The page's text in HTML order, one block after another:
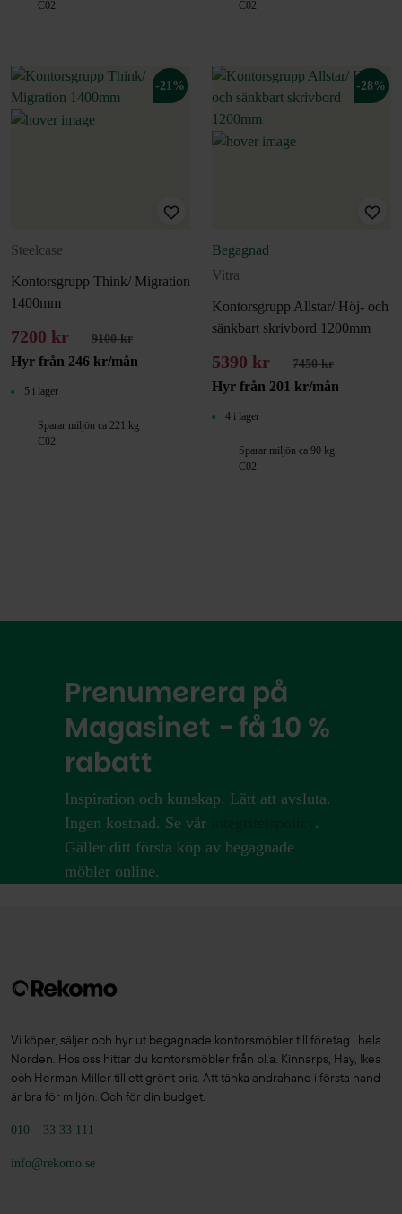
C02 C02
-21%
Steelcase
Kontorsgrupp Think/ Migration
1400mm
7200 kr 9100 kr
Hyr från 246 kr/mån
5 i lager
Sparar miljön ca 221 kg
C02
-28%
Vitra
Begagnad
Kontorsgrupp Allstar/ Höj- och
sänkbart skrivbord 1200mm
5390 kr 7450 kr
Hyr från 201 kr/mån
4 i lager
Sparar miljön ca 90 kg
C02
Prenumerera på
Magasinet - få 10 %
rabatt
Inspiration och kunskap. Lätt att avsluta.
Ingen kostnad. Se vår
.
Gäller ditt första köp av begagnade
möbler online.
Vi köper, säljer och hyr ut begagnade kontorsmöbler till företag i hela
Norden. Hos oss hittar du kontorsmöbler från bl.a. Kinnarps, Hay, Ikea
och Herman Miller till ett grönt pris. Att tänka andrahand i första hand
är bra för miljön. Och för din budget.
010 – 33 33 111
info@rekomo.se